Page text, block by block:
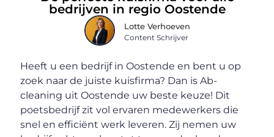
bedrijven in regio Oostende
Lotte Verhoeven
Content Schrijver
Heeft u een bedrijf in Oostende en bent u op
zoek naar de juiste kuisfirma? Dan is Ab-
cleaning uit Oostende uw beste keuze! Dit
poetsbedrijf zit vol ervaren medewerkers die
snel en efficiënt werk leveren. Zij nemen uw